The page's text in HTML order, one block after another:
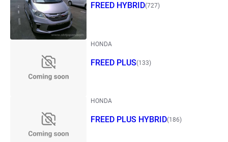
FREED HYBRID(727)
HONDA
FREED PLUS(133)
HONDA
FREED PLUS HYBRID(186)